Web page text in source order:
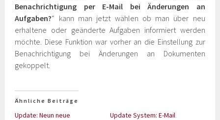
Benachrichtigung per E-Mail bei Änderungen an
Aufgaben?“ kann man jetzt wählen ob man über neu
erhaltene oder geänderte Aufgaben informiert werden
möchte. Diese Funktion war vorher an die Einstellung zur
Benachrichtigung bei Änderungen an Dokumenten
gekoppelt.
Ähnliche Beiträge
Update: Neun neue
Update System: E-Mail